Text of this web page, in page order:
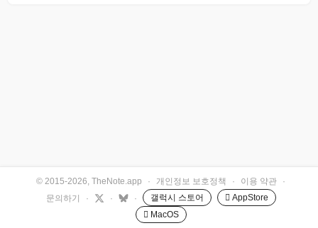
© 2015-2026, TheNote.app · 개인정보 보호정책 · 이용 약관
·
문의하기
· · · 갤럭시 스토어
 AppStore
 MacOS